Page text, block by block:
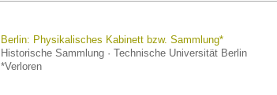
Berlin: Physikalisches Kabinett bzw. Sammlung*
Historische Sammlung · Technische Universität Berlin
*Verloren